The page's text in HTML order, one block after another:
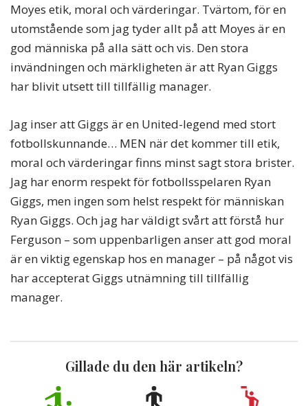
Moyes etik, moral och värderingar. Tvärtom, för en
utomstående som jag tyder allt på att Moyes är en
god människa på alla sätt och vis. Den stora
invändningen och märkligheten är att Ryan Giggs
har blivit utsett till tillfällig manager.
Jag inser att Giggs är en United-legend med stort
fotbollskunnande… MEN när det kommer till etik,
moral och värderingar finns minst sagt stora brister.
Jag har enorm respekt för fotbollsspelaren Ryan
Giggs, men ingen som helst respekt för människan
Ryan Giggs. Och jag har väldigt svårt att förstå hur
Ferguson – som uppenbarligen anser att god moral
är en viktig egenskap hos en manager – på något vis
har accepterat Giggs utnämning till tillfällig
manager.
Gillade du den här artikeln?